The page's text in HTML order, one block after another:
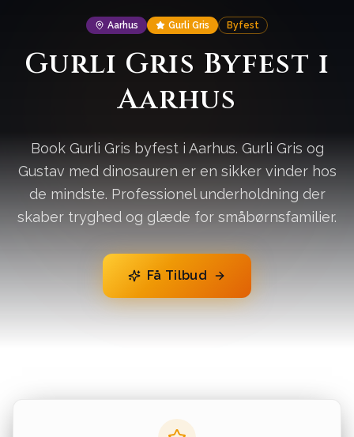
Aarhus Gurli Gris Byfest
Gurli Gris Byfest i
Aarhus
Book Gurli Gris byfest i Aarhus. Gurli Gris og
Gustav med dinosauren er en sikker vinder hos
de mindste. Professionel underholdning der
skaber tryghed og glæde for småbørnsfamilier.
Få Tilbud